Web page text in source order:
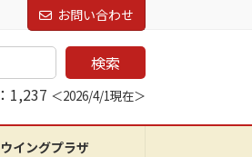
お問い合わせ
検索
1,237 ＜2026/4/1現在＞
ウイングプラザ